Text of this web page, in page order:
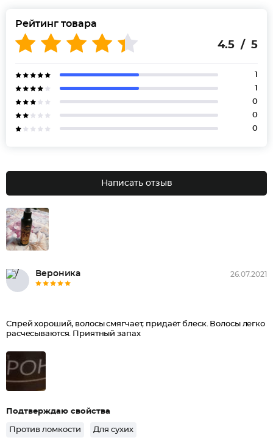
Рейтинг товара
4.5 / 5
1
1
0
0
0
Написать отзыв
Вероника 26.07.2021
Спрей хороший, волосы смягчает, придаёт блеск. Волосы легко
расчесываются. Приятный запах
Подтверждаю свойства
Против ломкости Для сухих